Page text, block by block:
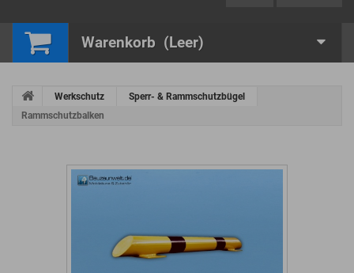
Warenkorb (Leer)
Werkschutz
Sperr- & Rammschutzbügel
Rammschutzbalken